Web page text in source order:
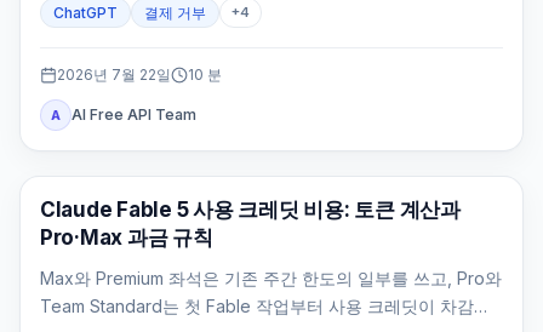
로를 정리했습니다.
ChatGPT 결제 거부 +4
2026년 7월 22일 10 분
A AI Free API Team
Claude AI
Claude Fable 5 사용 크레딧 비용: 토큰 계산과
Pro·Max 과금 규칙
Max와 Premium 좌석은 기존 주간 한도의 일부를 쓰고, Pro와
Team Standard는 첫 Fable 작업부터 사용 크레딧이 차감됩